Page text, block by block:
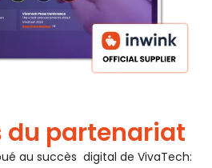
du partenariat
au succès digital de VivaTech: